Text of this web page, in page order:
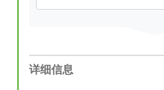
详细信息